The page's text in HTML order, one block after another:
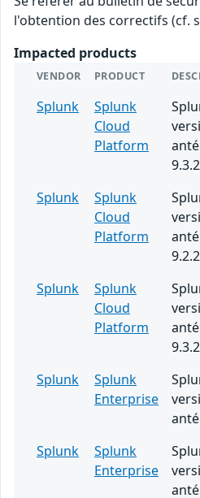
l'obtention des correctifs (cf.
Impacted products
VENDOR PRODUCT
Splunk
Splunk
Cloud
Platform
Splunk
Splunk
Cloud
Platform
Splunk
Splunk
Cloud
Platform
Splunk
Splunk
Enterprise
Splunk
Splunk
Enterprise